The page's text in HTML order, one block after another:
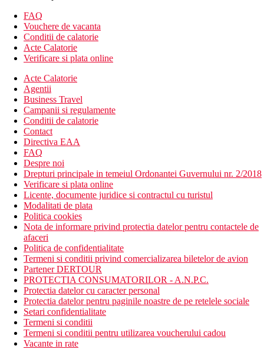
Camera dubla, superioara: vedere partiala la mare sau
imprejurimi
Camera dubla, Suita Junior: vedere partiala sau directa la
mare
Golful Napoli
Camera dubla Garden Suite: gradina privata, aparat de
cafea, vedere la mare
Descrierea hotelului
Hotelul dispune de:
restaurant
bar american
lobby
WiFi (gratuit în tot hotelul)
sala de conferinte
schimb valutar
gradina mediteraneana
piscina termala exterioara
piscina termala in aer liber (sezlonguri, umbrele si
prosoape gratuite)
terasa la soare
Wellness
parcare
Descrierea plajei
plaja cu nisip
dig de piatra cu sezlonguri, umbrele si locuri in aer liber
bar pe plaja
FAQ
Vouchere de vacanta
Conditii de calatorie
Acte Calatorie
Verificare si plata online
Acte Calatorie
Agentii
Business Travel
Campanii si regulamente
Conditii de calatorie
Contact
Directiva EAA
FAQ
Despre noi
Drepturi principale in temeiul Ordonantei Guvernului nr. 2/2018
Verificare si plata online
Licente, documente juridice si contractul cu turistul
Modalitati de plata
Politica cookies
Nota de informare privind protectia datelor pentru contactele de
afaceri
Politica de confidentialitate
Termeni si conditii privind comercializarea biletelor de avion
Partener DERTOUR
PROTECTIA CONSUMATORILOR - A.N.P.C.
Protectia datelor cu caracter personal
Protectia datelor pentru paginile noastre de pe retelele sociale
Setari confidentialitate
Termeni si conditii
Termeni si conditii pentru utilizarea voucherului cadou
Vacante in rate